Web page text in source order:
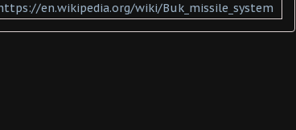
en.wikipedia.org/wiki/Buk_missile_system